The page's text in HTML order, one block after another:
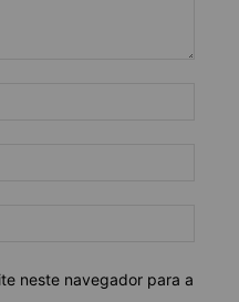
neste navegador para a